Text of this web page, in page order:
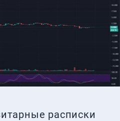
расписки